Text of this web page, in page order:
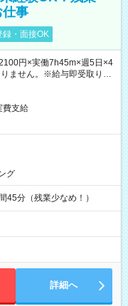
事
録・面接OK
円×実働7h45m×週5日×4
ません。※給与即受取りサ
費支給
グ
45分（残業少なめ！）
詳細へ